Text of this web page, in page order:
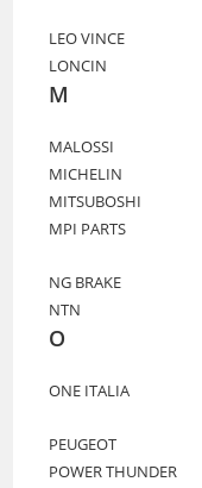
LEO VINCE
LONCIN
M
MALOSSI
MICHELIN
MITSUBOSHI
MPI PARTS
NG BRAKE
NTN
O
ONE ITALIA
PEUGEOT
POWER THUNDER